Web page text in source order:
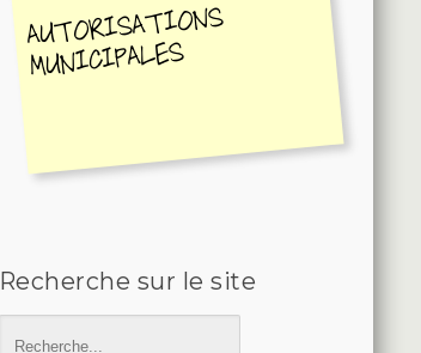
AUTORISATIONS
MUNICIPALES
Recherche sur le site